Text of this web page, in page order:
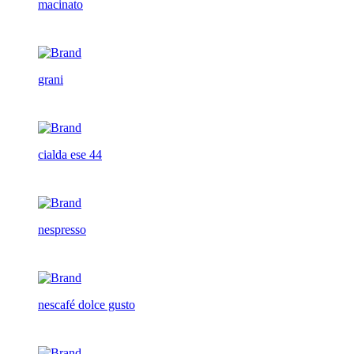
macinato
grani
cialda ese 44
nespresso
nescafé dolce gusto